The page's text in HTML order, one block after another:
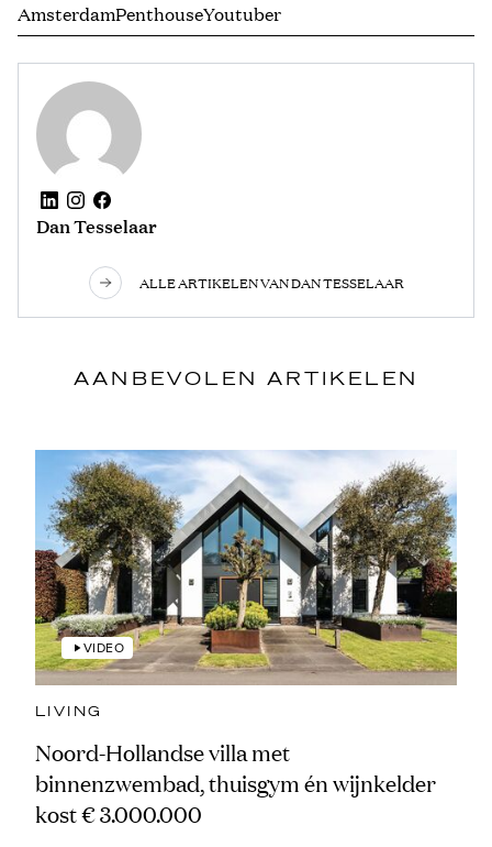
AmsterdamPenthouseYoutuber
Dan Tesselaar
ALLE ARTIKELEN VAN DAN TESSELAAR
AANBEVOLEN ARTIKELEN
VIDEO
LIVING
Noord-Hollandse villa met
binnenzwembad, thuisgym én wijnkelder
kost € 3.000.000